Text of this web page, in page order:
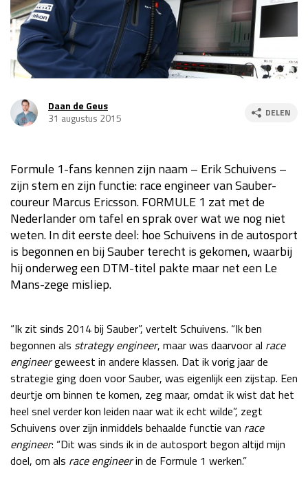
Race
za 13:00 - 15:00
GP VERENIGDE STATEN 2026 23 - 25 okt
GP MEXICO 2026 30 okt - 01 nov
Race
zo 21:00 - 23:00
GP SÃO PAULO 2026 06 - 08 nov
Kwalificatie
za 19:00 - 20:00
Race
zo 18:00 - 20:00
LAS VEGAS GRAND PRIX 2026
Kwalificatie
za 05:00 - 06:00
Race
zo 05:00 - 07:00
GP QATAR 2026 27 - 29 nov
GP ABU DHABI 2026 04 - 06 dec
Kwalificatie
za 15:00 - 16:00
Race
zo 14:00 - 16:00
Daan de Geus
31 augustus 2015
DELEN
Formule 1-fans kennen zijn naam – Erik Schuivens –
zijn stem en zijn functie: race engineer van Sauber-
coureur Marcus Ericsson. FORMULE 1 zat met de
Nederlander om tafel en sprak over wat we nog niet
weten. In dit eerste deel: hoe Schuivens in de autosport
is begonnen en bij Sauber terecht is gekomen, waarbij
hij onderweg een DTM-titel pakte maar net een Le
Mans-zege misliep.
“Ik zit sinds 2014 bij Sauber”, vertelt Schuivens. “Ik ben
begonnen als strategy engineer, maar was daarvoor al race
engineergeweest in andere klassen. Dat ik vorig jaar de
strategie ging doen voor Sauber, was eigenlijk een zijstap. Een
deurtje om binnen te komen, zeg maar, omdat ik wist dat het
heel snel verder kon leiden naar wat ik echt wilde”, zegt
Schuivens over zijn inmiddels behaalde functie van race
engineer: “Dit was sinds ik in de autosport begon altijd mijn
doel, om als race engineerin de Formule 1 werken.”